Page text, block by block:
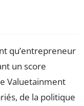
qu’entrepreneur
un score
Valuetainment
de la politique